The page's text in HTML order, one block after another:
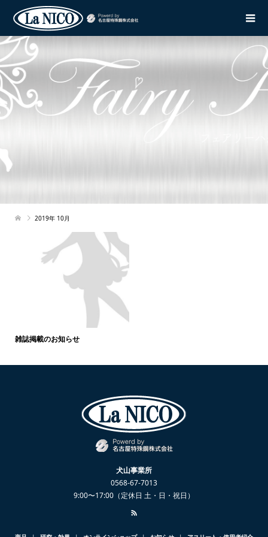
2019年 10月
雑誌掲載のお知らせ
犬山事業所
0568-67-7013
9:00〜17:00（定休日 土・日・祝日）